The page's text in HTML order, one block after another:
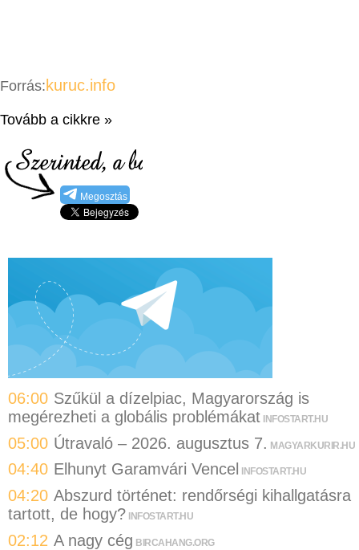
Forrás:kuruc.info
Tovább a cikkre »
Megosztás
06:00 Szűkül a dízelpiac, Magyarország is
megérezheti a globális problémákat INFOSTART.HU
05:00 Útravaló – 2026. augusztus 7. MAGYARKURIR.HU
04:40 Elhunyt Garamvári Vencel INFOSTART.HU
04:20 Abszurd történet: rendőrségi kihallgatásra
tartott, de hogy? INFOSTART.HU
02:12 A nagy cég BIRCAHANG.ORG